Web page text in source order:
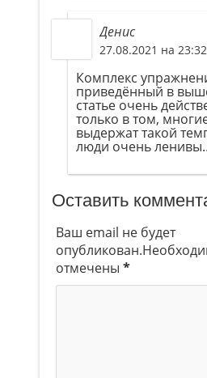
Денис
27.08.2021 на 23:32
Комплекс
приведённый в
статье очень
только в том,
выдержат такой
люди очень
Оставить
Ваш email не будет
отмечены *